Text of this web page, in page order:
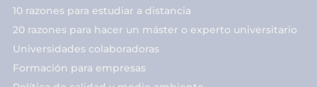
10 razones para estudiar a distancia
20 razones para hacer un máster o experto universitario
Universidades colaboradoras
Formación para empresas